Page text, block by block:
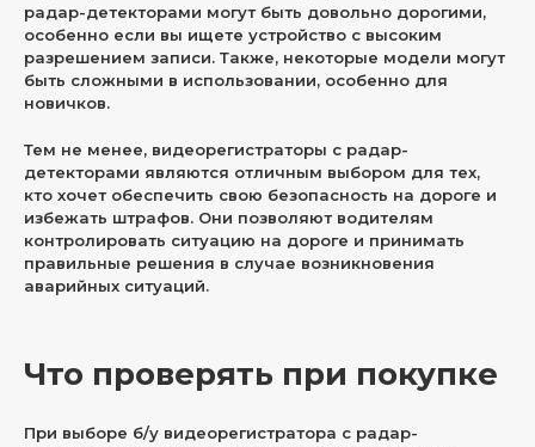
радар-детекторами могут быть довольно дорогими,
особенно если вы ищете устройство с высоким
разрешением записи. Также, некоторые модели могут
быть сложными в использовании, особенно для
новичков.
Тем не менее, видеорегистраторы с радар-
детекторами являются отличным выбором для тех,
кто хочет обеспечить свою безопасность на дороге и
избежать штрафов. Они позволяют водителям
контролировать ситуацию на дороге и принимать
правильные решения в случае возникновения
аварийных ситуаций.
Что проверять при покупке
При выборе б/у видеорегистратора с радар-